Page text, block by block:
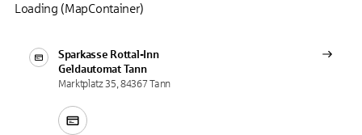
Sparkasse Rottal-Inn
Geldautomat Tann
Marktplatz 35, 84367 Tann
Loading (MapContainer)